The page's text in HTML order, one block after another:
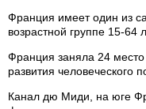
Франция имеет один из
возрастной группе 15-64
Франция заняла 24
развития человеческого
Канал дю Миди, на юге